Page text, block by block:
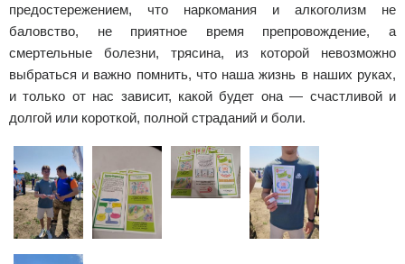
предостережением, что наркомания и алкоголизм не
баловство, не приятное время препровождение, а
смертельные болезни, трясина, из которой невозможно
выбраться и важно помнить, что наша жизнь в наших руках,
и только от нас зависит, какой будет она — счастливой и
долгой или короткой, полной страданий и боли.